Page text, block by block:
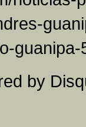
guanipa-
by